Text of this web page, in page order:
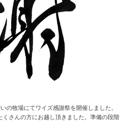
の牧場にてワイズ感謝祭を開催しました。
くさんの方にお越し頂きました。準備の段階